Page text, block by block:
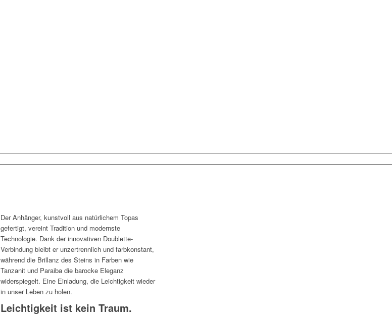
Der Anhänger, kunstvoll aus natürlichem Topas
gefertigt, vereint Tradition und modernste
Technologie. Dank der innovativen Doublette-
Verbindung bleibt er unzertrennlich und farbkonstant,
während die Brillanz des Steins in Farben wie
Tanzanit und Paraiba die barocke Eleganz
widerspiegelt. Eine Einladung, die Leichtigkeit wieder
in unser Leben zu holen.
Leichtigkeit ist kein Traum.